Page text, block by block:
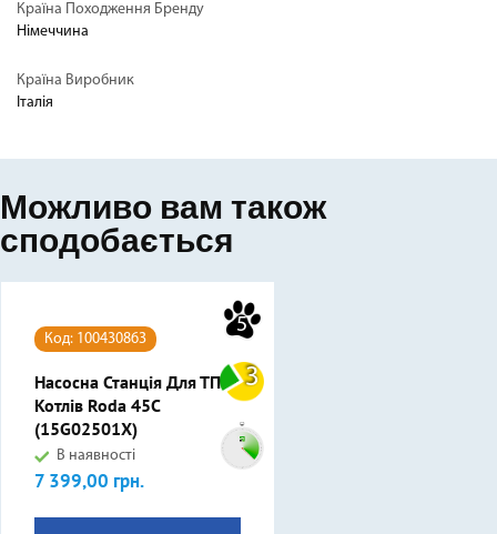
Країна Походження Бренду
Німеччина
Країна Виробник
Італія
Можливо вам також
сподобається
5
3
Код: 100430863
Насосна Станція Для ТП
Котлів Roda 45С
(15G02501X)
В наявності
Ціна
7 399,00 грн.